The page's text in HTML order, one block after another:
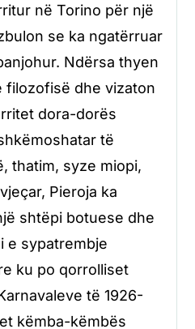
në Torino për një
se ka ngatërruar
Ndërsa thyen
filozofisë dhe vizaton
rritet dora-dorës
të
thatim, syze miopi,
Pieroja ka
shtëpi botuese dhe
e sypatrembje
ku po qorrolliset
të 1926-
këmba-këmbës